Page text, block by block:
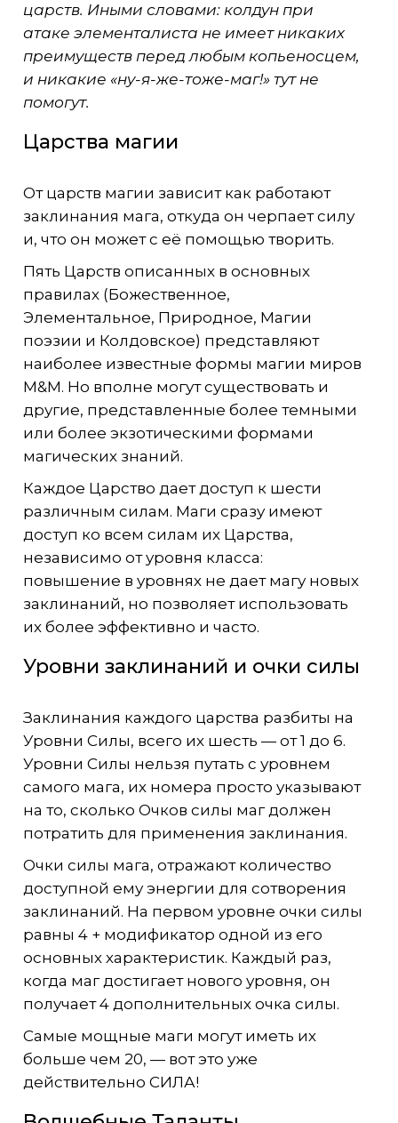
царств. Иными словами: колдун при
атаке элементалиста не имеет никаких
преимуществ перед любым копьеносцем,
и никакие «ну-я-же-тоже-маг!» тут не
помогут.
Царства магии
От царств магии зависит как работают
заклинания мага, откуда он черпает силу
и, что он может с её помощью творить.
Пять Царств описанных в основных
правилах (Божественное,
Элементальное, Природное, Магии
поэзии и Колдовское) представляют
наиболее известные формы магии миров
M&M. Но вполне могут существовать и
другие, представленные более темными
или более экзотическими формами
магических знаний.
Каждое Царство дает доступ к шести
различным силам. Маги сразу имеют
доступ ко всем силам их Царства,
независимо от уровня класса:
повышение в уровнях не дает магу новых
заклинаний, но позволяет использовать
их более эффективно и часто.
Уровни заклинаний и очки силы
Заклинания каждого царства разбиты на
Уровни Силы, всего их шесть — от 1 до 6.
Уровни Силы нельзя путать с уровнем
самого мага, их номера просто указывают
на то, сколько Очков силы маг должен
потратить для применения заклинания.
Очки силы мага, отражают количество
доступной ему энергии для сотворения
заклинаний. На первом уровне очки силы
равны 4 + модификатор одной из его
основных характеристик. Каждый раз,
когда маг достигает нового уровня, он
получает 4 дополнительных очка силы.
Самые мощные маги могут иметь их
больше чем 20, — вот это уже
действительно СИЛА!